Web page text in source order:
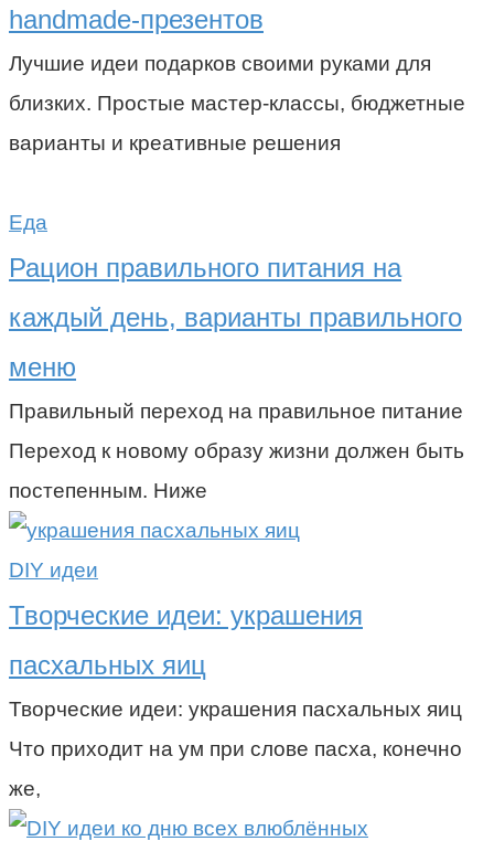
handmade-презентов
Лучшие идеи подарков своими руками для
близких. Простые мастер-классы, бюджетные
варианты и креативные решения
Еда
Рацион правильного питания на
каждый день, варианты правильного
меню
Правильный переход на правильное питание
Переход к новому образу жизни должен быть
постепенным. Ниже
DIY идеи
Творческие идеи: украшения
пасхальных яиц
Творческие идеи: украшения пасхальных яиц
Что приходит на ум при слове пасха, конечно
же,